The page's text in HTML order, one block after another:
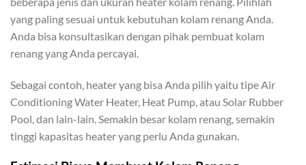
yang paling sesuai untuk kebutuhan kolam renang Anda.
Anda bisa konsultasikan dengan pihak pembuat kolam
renang yang Anda percayai.
Sebagai contoh, heater yang bisa Anda pilih yaitu tipe Air
Conditioning Water Heater, Heat Pump, atau Solar Rubber
Pool, dan lain-lain. Semakin besar kolam renang, semakin
tinggi kapasitas heater yang perlu Anda gunakan.